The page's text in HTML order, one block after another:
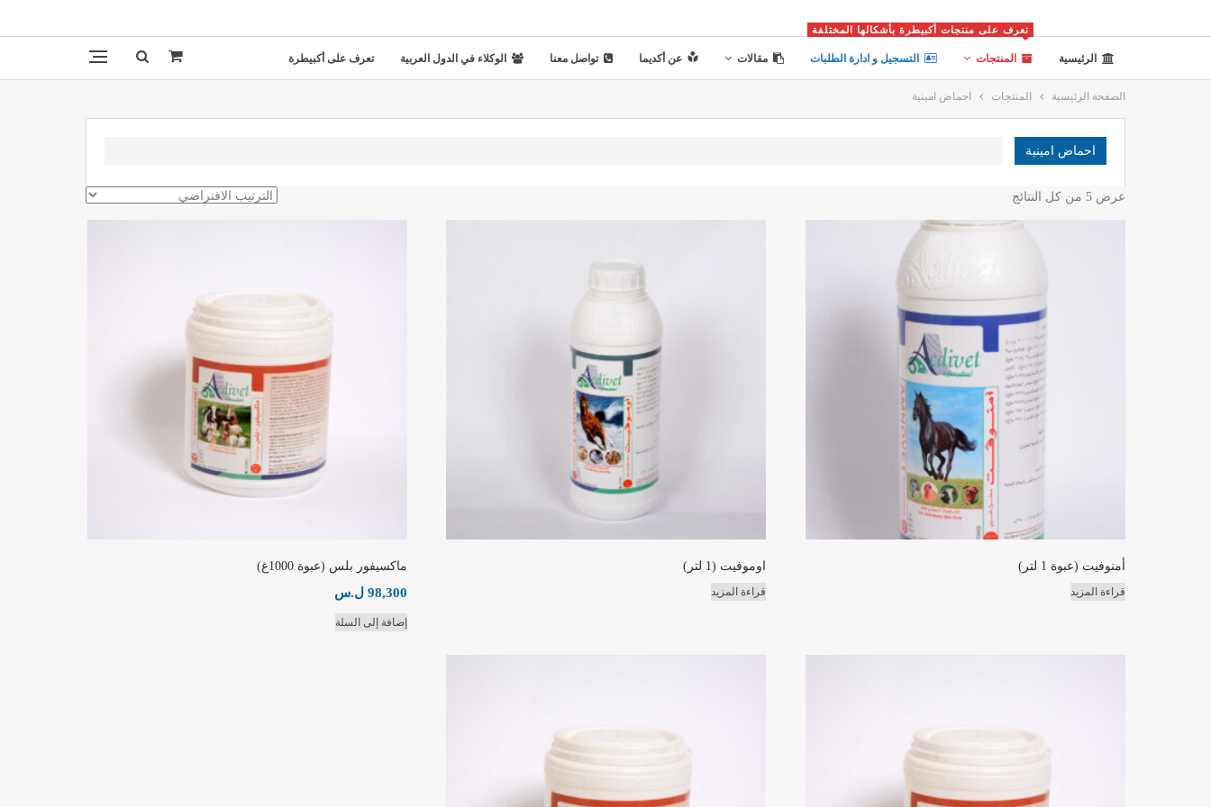
الرئيسية المنتجات
تعرف على منتجات أكبيطرة بأشكالها المختلفة
التسجيل و ادارة الطلبات مقالات عن أكديما تواصل معنا الوكلاء في الدول العربية تعرف على أكبيطرة
الصفحة الرئيسية المنتجات احماض امينية
احماض امينية
عرض ⁦5⁩ من كل النتائج
أمنوفيت (عبوة 1 لتر)
قراءة المزيد
اوموفيت (1 لتر)
قراءة المزيد
ماكسيفور بلس (عبوة 1000غ)
98,300 ل.س
إضافة إلى السلة